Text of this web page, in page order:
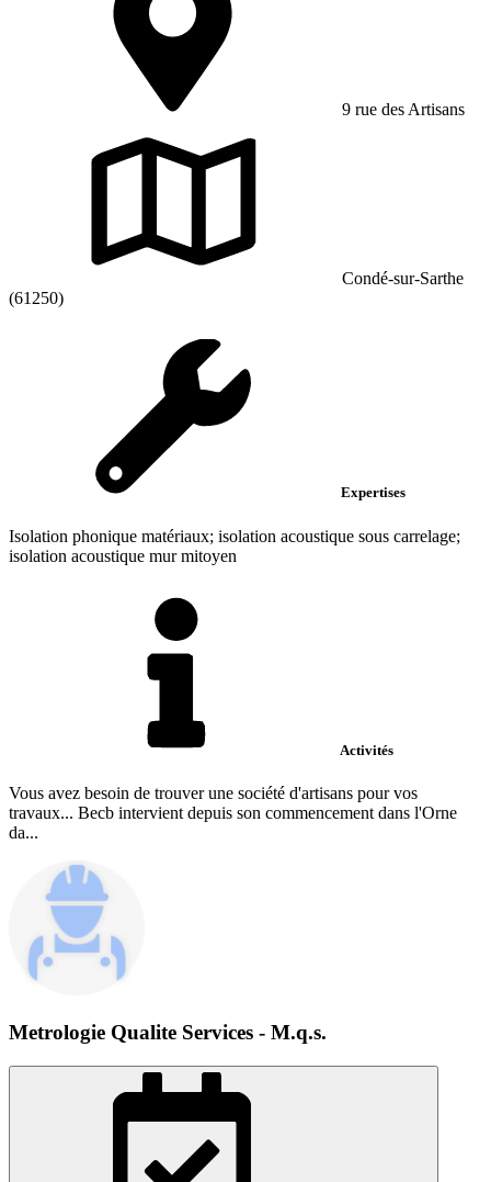
9 rue des Artisans
Condé-sur-Sarthe
(61250)
Expertises
Isolation phonique matériaux; isolation acoustique sous carrelage;
isolation acoustique mur mitoyen
Activités
Vous avez besoin de trouver une société d'artisans pour vos
travaux... Becb intervient depuis son commencement dans l'Orne
da...
Metrologie Qualite Services - M.q.s.